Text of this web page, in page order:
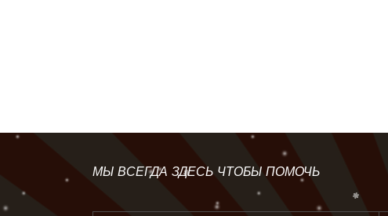
МЫ ВСЕГДА ЗДЕСЬ ЧТОБЫ ПОМОЧЬ